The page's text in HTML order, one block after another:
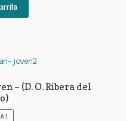
– (D. O. Ribera del